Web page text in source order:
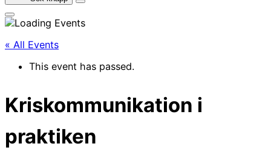
« All Events
This event has passed.
Kriskommunikation i
praktiken